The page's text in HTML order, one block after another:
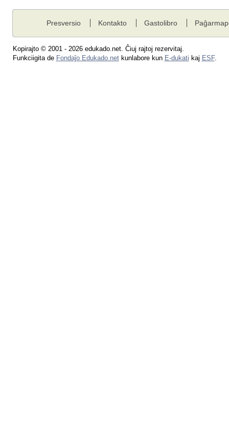
Presversio Kontakto Gastolibro
Kopirajto © 2001 - 2026 edukado.net. Ĉiuj rajtoj rezervitaj.
Funkciigita de Fondaĵo Edukado.netkunlabore kun E-dukati kaj ESF.